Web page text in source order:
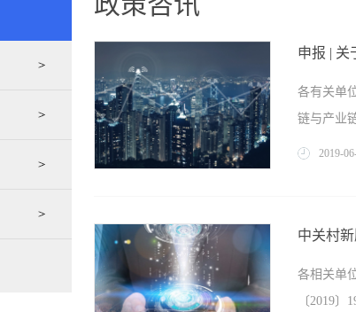
申报 | 关
各有关单
链与产业
目支持各
业等十大
及重大科
2019-06
中关村
各相关单
〔2019